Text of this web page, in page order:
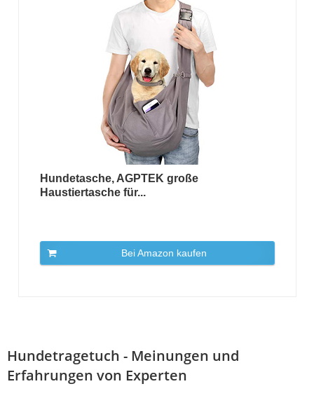
Hundetasche, AGPTEK große
Haustiertasche für...
Bei Amazon kaufen
Hundetragetuch - Meinungen und
Erfahrungen von Experten